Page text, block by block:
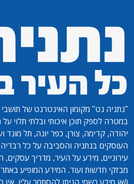
"נתניה נט" מקומון האינטרנט של
במטרה לספק תוכן איכותי ובלתי תלוי
יהודה, קדימה, צורן, כפר יונה, תל מונד
העוסקים בנתניה והסביבה על כל רבדיה:
עירוניים, מידע על העיר, מדריך
מבזקי חדשות ועוד. המידע המופיע